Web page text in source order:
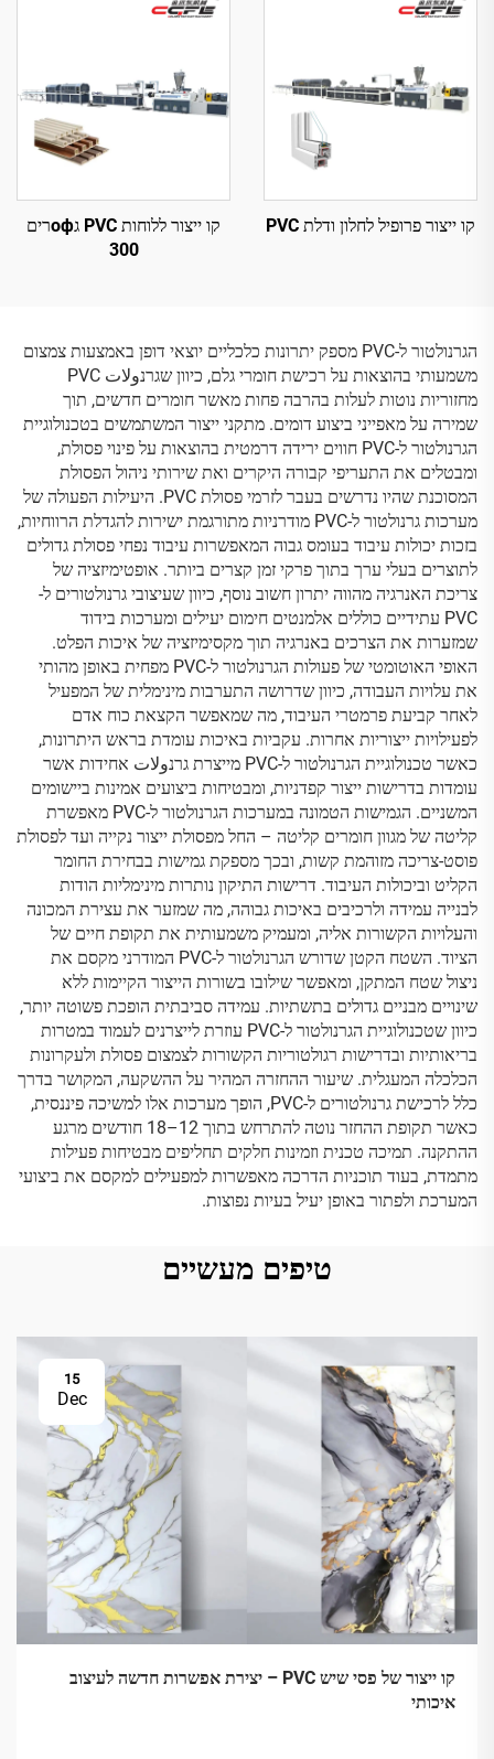
קו ייצור פרופיל לחלון ודלת PVC
קו ייצור ללוחות PVC גофרים
300
הגרנולטור ל-PVC מספק יתרונות כלכליים יוצאי דופן באמצעות צמצום
משמעותי בהוצאות על רכישת חומרי גלם, כיוון שגרנولات PVC
מחזוריות נוטות לעלות בהרבה פחות מאשר חומרים חדשים, תוך
שמירה על מאפייני ביצוע דומים. מתקני ייצור המשתמשים בטכנולוגיית
הגרנולטור ל-PVC חווים ירידה דרמטית בהוצאות על פינוי פסולת,
ומבטלים את התעריפי קבורה היקרים ואת שירותי ניהול הפסולת
המסוכנת שהיו נדרשים בעבר לזרמי פסולת PVC. היעילות הפעולה של
מערכות גרנולטור ל-PVC מודרניות מתורגמת ישירות להגדלת הרווחיות,
בזכות יכולות עיבוד בעומס גבוה המאפשרות עיבוד נפחי פסולת גדולים
לתוצרים בעלי ערך בתוך פרקי זמן קצרים ביותר. אופטימיזציה של
צריכת האנרגיה מהווה יתרון חשוב נוסף, כיוון שעיצובי גרנולטורים ל-
PVC עתידיים כוללים אלמנטים חימום יעילים ומערכות בידוד
שמזערות את הצרכים באנרגיה תוך מקסימיזציה של איכות הפלט.
האופי האוטומטי של פעולות הגרנולטור ל-PVC מפחית באופן מהותי
את עלויות העבודה, כיוון שדרושה התערבות מינימלית של המפעיל
לאחר קביעת פרמטרי העיבוד, מה שמאפשר הקצאת כוח אדם
לפעילויות ייצוריות אחרות. עקביות באיכות עומדת בראש היתרונות,
כאשר טכנולוגיית הגרנולטור ל-PVC מייצרת גרנولات אחידות אשר
עומדות בדרישות ייצור קפדניות, ומבטיחות ביצועים אמינות ביישומים
המשניים. הגמישות הטמונה במערכות הגרנולטור ל-PVC מאפשרת
קליטה של מגוון חומרים קליטה – החל מפסולת ייצור נקייה ועד לפסולת
פוסט-צריכה מזוהמת קשות, ובכך מספקת גמישות בבחירת החומר
הקליט וביכולות העיבוד. דרישות התיקון נותרות מינימליות הודות
לבנייה עמידה ולרכיבים באיכות גבוהה, מה שמזער את עצירת המכונה
והעלויות הקשורות אליה, ומעמיק משמעותית את תקופת חיים של
הציוד. השטח הקטן שדורש הגרנולטור ל-PVC המודרני מקסם את
ניצול שטח המתקן, ומאפשר שילובו בשורות הייצור הקיימות ללא
שינויים מבניים גדולים בתשתיות. עמידה סביבתית הופכת פשוטה יותר,
כיוון שטכנולוגיית הגרנולטור ל-PVC עוזרת לייצרנים לעמוד במטרות
בריאותיות ובדרישות רגולטוריות הקשורות לצמצום פסולת ולעקרונות
הכלכלה המעגלית. שיעור ההחזרה המהיר על ההשקעה, המקושר בדרך
כלל לרכישת גרנולטורים ל-PVC, הופך מערכות אלו למשיכה פיננסית,
כאשר תקופת ההחזר נוטה להתרחש בתוך 12–18 חודשים מרגע
ההתקנה. תמיכה טכנית וזמינות חלקים תחליפים מבטיחות פעילות
מתמדת, בעוד תוכניות הדרכה מאפשרות למפעילים למקסם את ביצועי
המערכת ולפתור באופן יעיל בעיות נפוצות.
טיפים מעשיים
15
Dec
קו ייצור של פסי שיש PVC – יצירת אפשרות חדשה לעיצוב
איכותי